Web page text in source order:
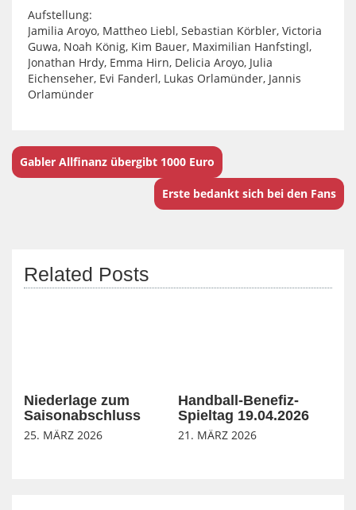
Aufstellung:
Jamilia Aroyo, Mattheo Liebl, Sebastian Körbler, Victoria
Guwa, Noah König, Kim Bauer, Maximilian Hanfstingl,
Jonathan Hrdy, Emma Hirn, Delicia Aroyo, Julia
Eichenseher, Evi Fanderl, Lukas Orlamünder, Jannis
Orlamünder
Gabler Allfinanz übergibt 1000 Euro
Erste bedankt sich bei den Fans
Related Posts
Niederlage zum
Saisonabschluss
25. MÄRZ 2026
Handball-Benefiz-
Spieltag 19.04.2026
21. MÄRZ 2026